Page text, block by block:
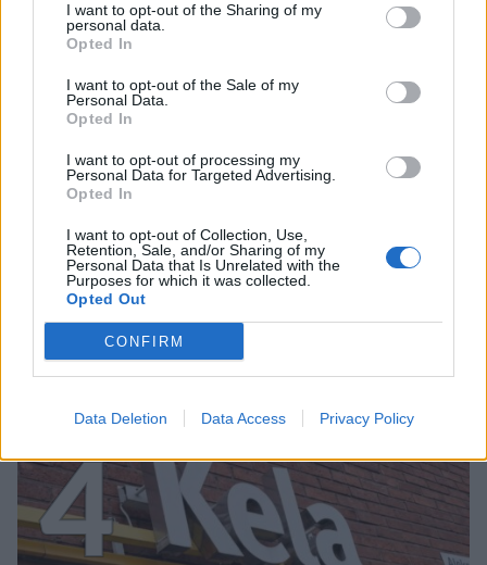
I want to opt-out of the Sharing of my
personal data.
Opted In
I want to opt-out of the Sale of my
Personal Data.
Opted In
I want to opt-out of processing my
Personal Data for Targeted Advertising.
Opted In
I want to opt-out of Collection, Use,
Retention, Sale, and/or Sharing of my
Personal Data that Is Unrelated with the
Purposes for which it was collected.
Opted Out
CONFIRM
Data Deletion Data Access Privacy Policy
3
MATKAILU
Finnairin lennoista osan lentää
jatkossa toinen lentoyhtiö –
matkustajille tärkeä rajoitus
4